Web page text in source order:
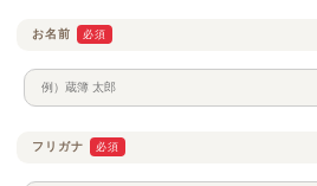
お名前 必須
フリガナ 必須